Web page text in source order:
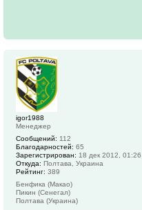
igor1988
Менеджер
Сообщений: 112
Благодарностей: 65
Зарегистрирован: 18 дек 2012, 01:26
Откуда: Полтава, Украина
Рейтинг: 389
Бенфика (Макао)
Пикин (Сенегал)
Полтава (Украина)